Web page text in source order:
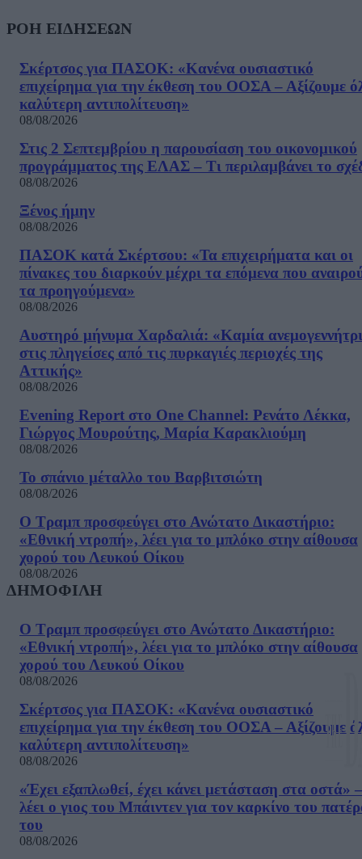
ΡΟΗ ΕΙΔΗΣΕΩΝ
Σκέρτσος για ΠΑΣΟΚ: «Κανένα ουσιαστικό
επιχείρημα για την έκθεση του ΟΟΣΑ – Αξίζουμε
καλύτερη αντιπολίτευση»
08/08/2026
Στις 2 Σεπτεμβρίου η παρουσίαση του οικονομικού
προγράμματος της ΕΛΑΣ – Τι περιλαμβάνει το
08/08/2026
Ξένος ήμην
08/08/2026
ΠΑΣΟΚ κατά Σκέρτσου: «Τα επιχειρήματα και οι
πίνακες του διαρκούν μέχρι τα επόμενα που
τα προηγούμενα»
08/08/2026
Αυστηρό μήνυμα Χαρδαλιά: «Καμία
στις πληγείσες από τις πυρκαγιές περιοχές της
Αττικής»
08/08/2026
Evening Report στο One Channel: Ρενάτο Λέκκα,
Γιώργος Μουρούτης, Μαρία Καρακλιούμη
08/08/2026
Το σπάνιο μέταλλο του Βαρβιτσιώτη
08/08/2026
Ο Τραμπ προσφεύγει στο Ανώτατο Δικαστήριο:
«Εθνική ντροπή», λέει για το μπλόκο στην αίθουσα
χορού του Λευκού Οίκου
08/08/2026
ΔΗΜΟΦΙΛΗ
Ο Τραμπ προσφεύγει στο Ανώτατο Δικαστήριο:
«Εθνική ντροπή», λέει για το μπλόκο στην αίθουσα
χορού του Λευκού Οίκου
08/08/2026
Σκέρτσος για ΠΑΣΟΚ: «Κανένα ουσιαστικό
επιχείρημα για την έκθεση του ΟΟΣΑ – Αξίζουμε
καλύτερη αντιπολίτευση»
08/08/2026
«Έχει εξαπλωθεί, έχει κάνει μετάσταση στα οστά»
λέει ο γιος του Μπάιντεν για τον καρκίνο του
του
08/08/2026